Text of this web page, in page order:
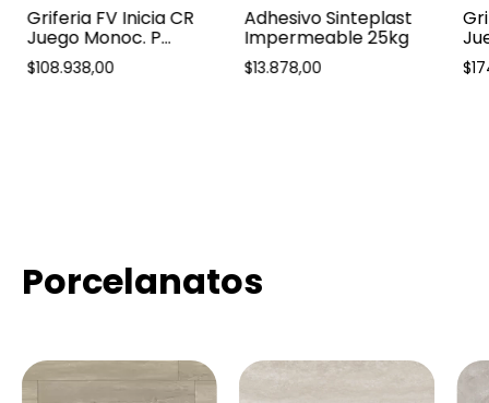
Griferia FV Inicia CR
Juego Monoc. P
Lavatorio 0181 R
$108.938,00
Adhesivo Sinteplast
Impermeable 25kg
$13.878,00
Porcelanatos